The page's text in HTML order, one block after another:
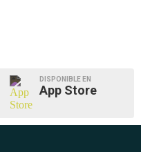
DISPONIBLE EN
App Store